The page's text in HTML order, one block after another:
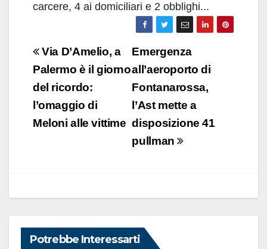
carcere, 4 ai domiciliari e 2 obblighi...
Navigazione
articoli
Emergenza
all’aeroporto di
Fontanarossa,
l’Ast mette a
disposizione 41
pullman
Via D’Amelio, a
Palermo è il giorno
del ricordo:
l’omaggio di
Meloni alle vittime
Potrebbe Interessarti